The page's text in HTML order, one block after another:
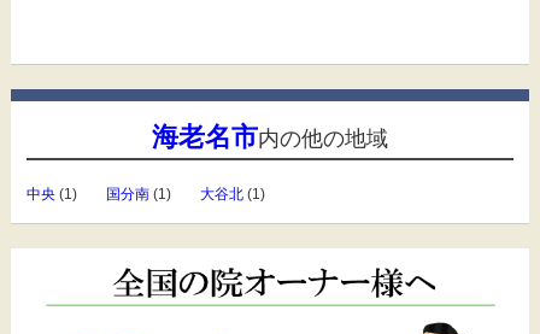
海老名市内の他の地域
中央(1) 国分南(1) 大谷北(1)